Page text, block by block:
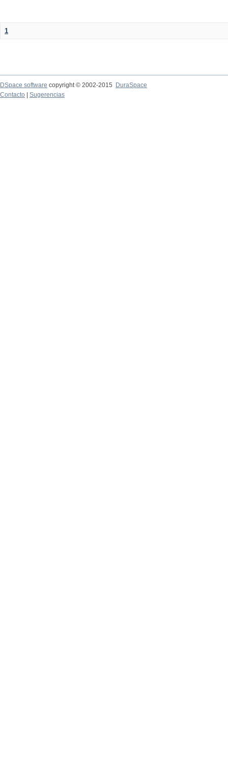
1
DSpace software copyright © 2002-2015
DuraSpace
Contacto
Sugerencias